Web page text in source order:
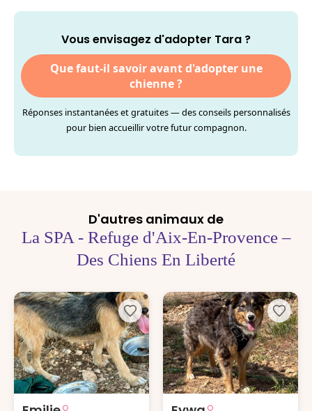
Vous envisagez d'adopter Tara ?
Que faut-il savoir avant d'adopter une
chienne ?
Réponses instantanées et gratuites — des conseils personnalisés
pour bien accueillir votre futur compagnon.
D'autres animaux de
La SPA - Refuge d'Aix-En-Provence –
Des Chiens En Liberté